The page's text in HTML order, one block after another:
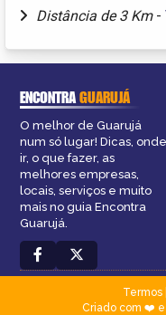
Distância de 3 Km -
ENCONTRAGUARUJÁ
O melhor de Guarujá
num só lugar! Dicas, onde
ir, o que fazer, as
melhores empresas,
locais, serviços e muito
mais no guia Encontra
Guarujá.
Termos|
Criado com ❤️ e